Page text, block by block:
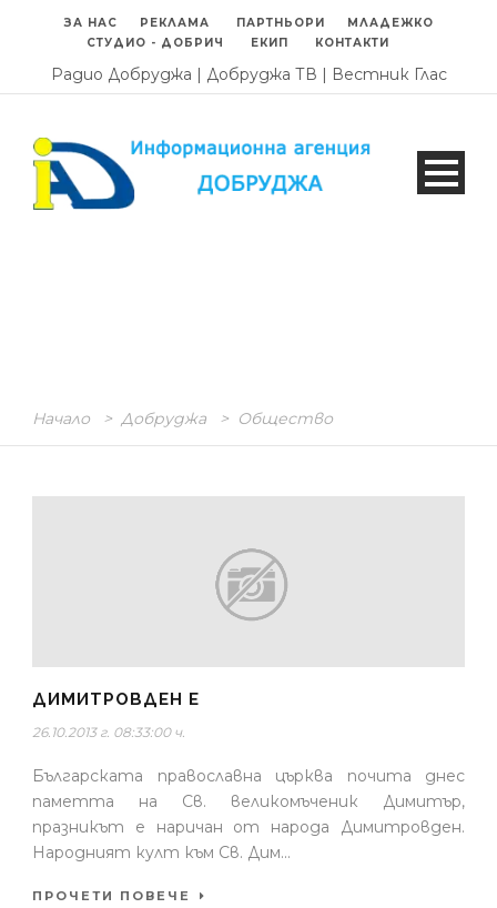
ЗА НАС РЕКЛАМА ПАРТНЬОРИ
МЛАДЕЖКО
СТУДИО - ДОБРИЧ
ЕКИП КОНТАКТИ
Радио Добруджа | Добруджа ТВ | Вестник Глас
Начало > Добруджа > Общество
ДИМИТРОВДЕН Е
26.10.2013 г. 08:33:00 ч.
Българската православна църква почита днес
паметта на Св. великомъченик Димитър,
празникът е наричан от народа Димитровден.
Народният култ към Св. Дим...
ПРОЧЕТИ ПОВЕЧЕ